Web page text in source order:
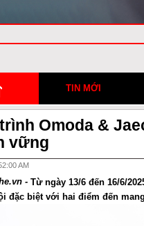
TIN MỚI
Omoda &
vững
AM
- Từ ngày 13/6 đến 16/6/
đặc biệt với hai điểm đến